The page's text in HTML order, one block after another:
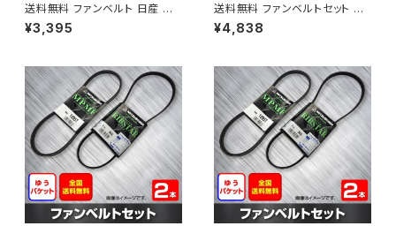
送料無料 ファンベルト 日産 エ
クストレイル 型式DNT31 H20.
09～H24.03 （国内トップメー
¥3,395
送料無料 ファンベルトセット 日
産 エルグランド 型式ME51 H1
9.10～ （国内トップメーカー） 2
¥4,838